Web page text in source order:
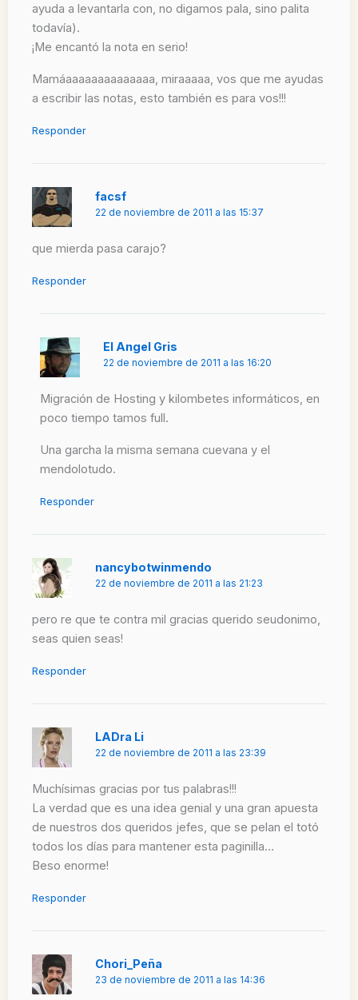
ayuda a levantarla con, no digamos pala, sino palita
todavía).
¡Me encantó la nota en serio!
Mamáaaaaaaaaaaaaaa, miraaaaa, vos que me ayudas
a escribir las notas, esto también es para vos!!!
Responder
facsf
22 de noviembre de 2011 a las 15:37
que mierda pasa carajo?
Responder
El Angel Gris
22 de noviembre de 2011 a las 16:20
Migración de Hosting y kilombetes informáticos, en
poco tiempo tamos full.
Una garcha la misma semana cuevana y el
mendolotudo.
Responder
nancybotwinmendo
22 de noviembre de 2011 a las 21:23
pero re que te contra mil gracias querido seudonimo,
seas quien seas!
Responder
LADra Li
22 de noviembre de 2011 a las 23:39
Muchísimas gracias por tus palabras!!!
La verdad que es una idea genial y una gran apuesta
de nuestros dos queridos jefes, que se pelan el totó
todos los días para mantener esta paginilla…
Beso enorme!
Responder
Chori_Peña
23 de noviembre de 2011 a las 14:36